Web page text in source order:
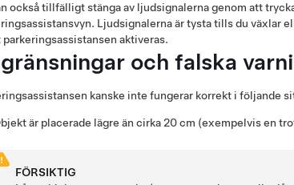
också tillfälligt stänga av ljudsignalerna genom att
Ljudsignalerna är tysta tills du växlar
aktiveras.
och falska
kanske inte fungerar korrekt i följande
är placerade lägre än cirka20 cm (exempelvis en
FÖRSIKTIG